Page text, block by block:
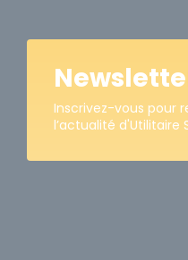
Inscrivez-vous pour
l’actualité d'Utilitaire